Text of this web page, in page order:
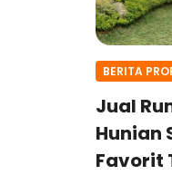
BERITA
Jual
Hunian
Favorit